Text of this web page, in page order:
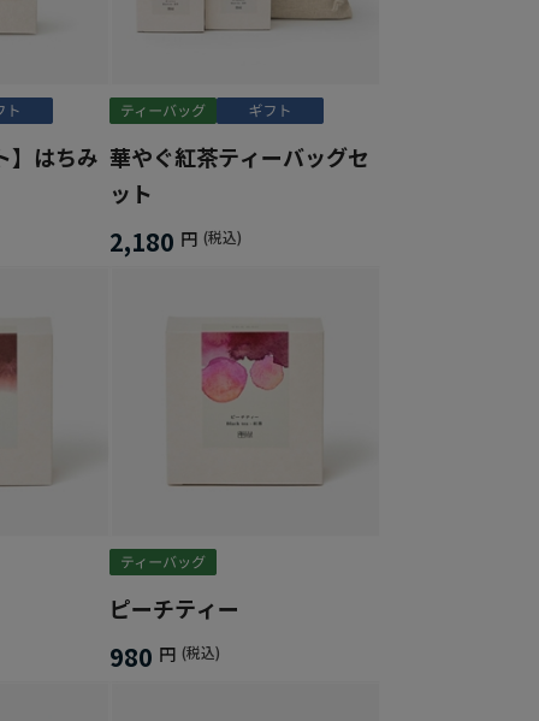
】はちみ 華やぐ紅茶ティーバッグセ
ット
2,180 円 (税込)
ピーチティー
980 円 (税込)